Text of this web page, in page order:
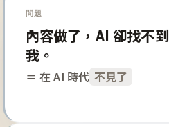
問題
內容做了，AI 卻找不到
我。
＝ 在 AI 時代 不見了